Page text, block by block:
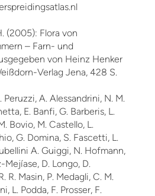
(2005): Flora von
– Farn- und
von Heinz Henker
Verlag Jena, 428 S.
Peruzzi, A. Alessandrini, N. M.
E. Banfi, G. Barberis, L.
Bovio, M. Castello, L.
G. Domina, S. Fascetti, L.
A. Guiggi, N. Hofmann,
Mejíase, D. Longo, D.
R. Masin, P. Medagli, C. M.
L. Podda, F. Prosser, F.